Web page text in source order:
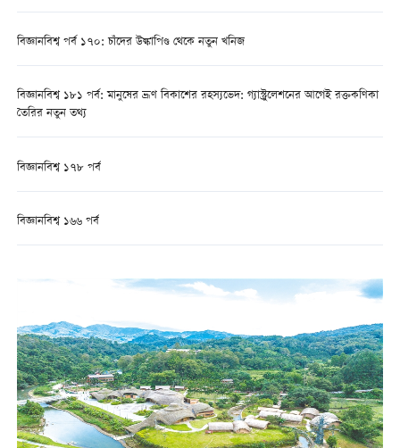
বিজ্ঞানবিশ্ব পর্ব ১৭০: চাঁদের উল্কাপিণ্ড থেকে নতুন খনিজ
বিজ্ঞানবিশ্ব ১৮১ পর্ব: মানুষের ভ্রূণ বিকাশের রহস্যভেদ: গ্যাস্ট্রুলেশনের আগেই রক্তকণিকা
তৈরির নতুন তথ্য
বিজ্ঞানবিশ্ব ১৭৮ পর্ব
বিজ্ঞানবিশ্ব ১৬৬ পর্ব